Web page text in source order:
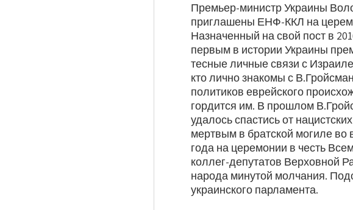
Премьер-министр Украины
приглашены ЕНФ-ККЛ на
Назначенный на свой пост в
первым в истории Украины
тесные личные связи с
кто лично знакомы с
политиков еврейского
гордится им. В прошлом
удалось спастись от
мертвым в братской могиле во
года на церемонии в честь
коллег-депутатов Верховной
народа минутой молчания.
украинского парламента.